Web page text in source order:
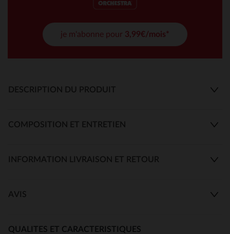
je m'abonne pour 3,99€/mois*
DESCRIPTION DU PRODUIT
COMPOSITION ET ENTRETIEN
INFORMATION LIVRAISON ET RETOUR
AVIS
QUALITES ET CARACTERISTIQUES